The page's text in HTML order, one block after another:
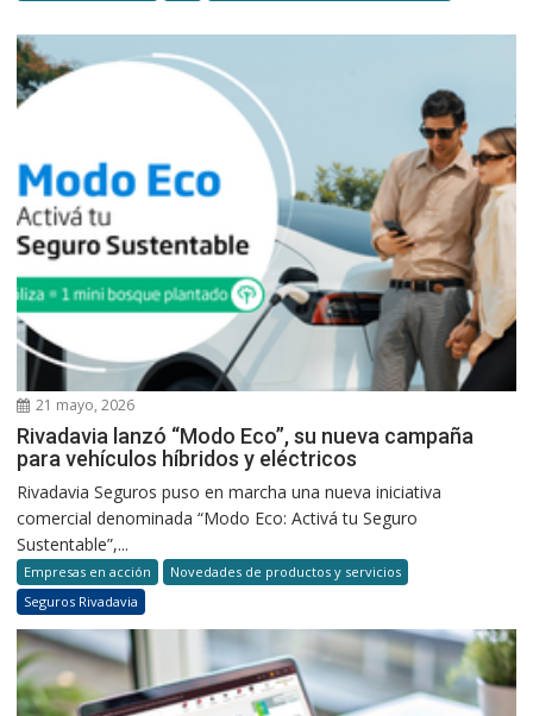
21 mayo, 2026
Rivadavia lanzó “Modo Eco”, su nueva campaña
para vehículos híbridos y eléctricos
Rivadavia Seguros puso en marcha una nueva iniciativa
comercial denominada “Modo Eco: Activá tu Seguro
Sustentable”,...
Empresas en acción
Novedades de productos y servicios
Seguros Rivadavia